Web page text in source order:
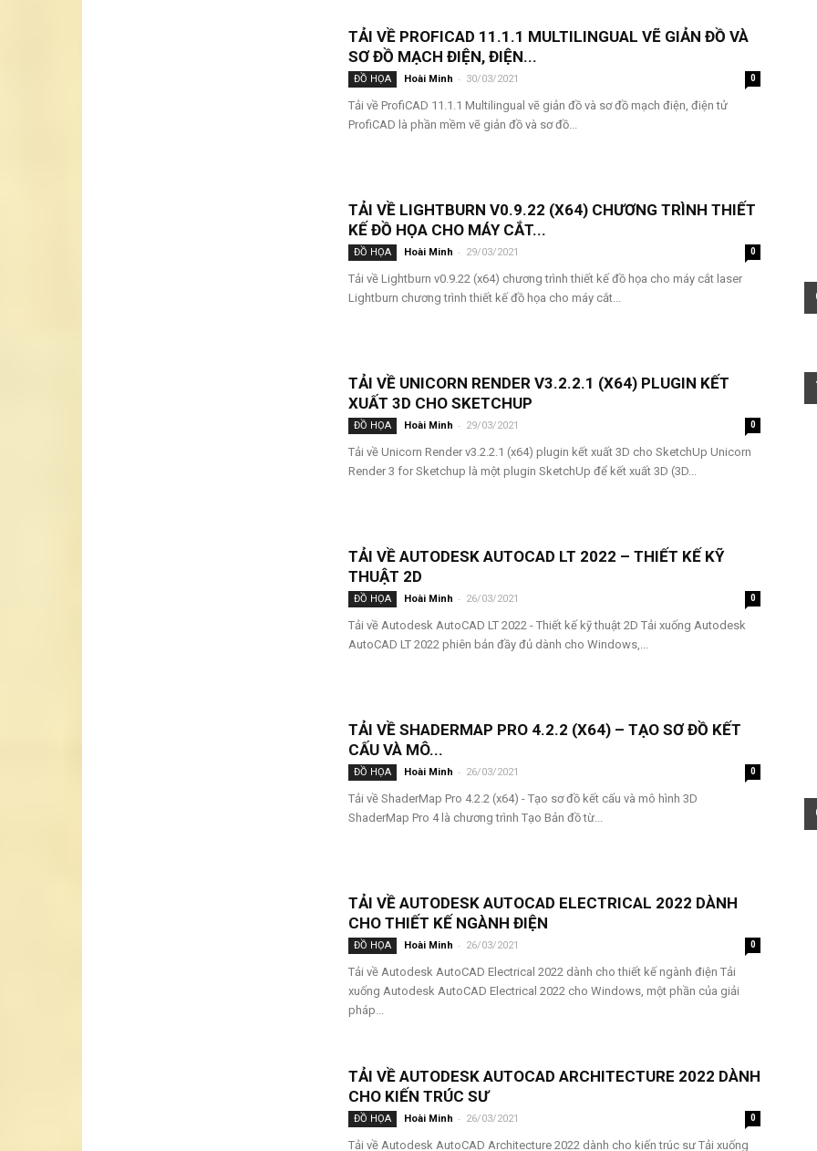
TẢI VỀ PROFICAD 11.1.1 MULTILINGUAL VẼ GIẢN ĐỒ VÀ
SƠ ĐỒ MẠCH ĐIỆN, ĐIỆN...
ĐỒ HỌA Hoài Minh - 30/03/2021 0
Tải về ProfiCAD 11.1.1 Multilingual vẽ giản đồ và sơ đồ mạch điện, điện tử
ProfiCAD là phần mềm vẽ giản đồ và sơ đồ...
TẢI VỀ LIGHTBURN V0.9.22 (X64) CHƯƠNG TRÌNH THIẾT
KẾ ĐỒ HỌA CHO MÁY CẮT...
ĐỒ HỌA Hoài Minh - 29/03/2021 0
Tải về Lightburn v0.9.22 (x64) chương trình thiết kế đồ họa cho máy cắt laser
Lightburn chương trình thiết kế đồ họa cho máy cắt...
TẢI VỀ UNICORN RENDER V3.2.2.1 (X64) PLUGIN KẾT
XUẤT 3D CHO SKETCHUP
ĐỒ HỌA Hoài Minh - 29/03/2021 0
Tải về Unicorn Render v3.2.2.1 (x64) plugin kết xuất 3D cho SketchUp Unicorn
Render 3 for Sketchup là một plugin SketchUp để kết xuất 3D (3D...
TẢI VỀ AUTODESK AUTOCAD LT 2022 – THIẾT KẾ KỸ
THUẬT 2D
ĐỒ HỌA Hoài Minh - 26/03/2021 0
Tải về Autodesk AutoCAD LT 2022 - Thiết kế kỹ thuật 2D Tải xuống Autodesk
AutoCAD LT 2022 phiên bản đầy đủ dành cho Windows,...
TẢI VỀ SHADERMAP PRO 4.2.2 (X64) – TẠO SƠ ĐỒ KẾT
CẤU VÀ MÔ...
ĐỒ HỌA Hoài Minh - 26/03/2021 0
Tải về ShaderMap Pro 4.2.2 (x64) - Tạo sơ đồ kết cấu và mô hình 3D
ShaderMap Pro 4 là chương trình Tạo Bản đồ từ...
TẢI VỀ AUTODESK AUTOCAD ELECTRICAL 2022 DÀNH
CHO THIẾT KẾ NGÀNH ĐIỆN
ĐỒ HỌA Hoài Minh - 26/03/2021 0
Tải về Autodesk AutoCAD Electrical 2022 dành cho thiết kế ngành điện Tải
xuống Autodesk AutoCAD Electrical 2022 cho Windows, một phần của giải
pháp...
TẢI VỀ AUTODESK AUTOCAD ARCHITECTURE 2022 DÀNH
CHO KIẾN ​​TRÚC SƯ
ĐỒ HỌA Hoài Minh - 26/03/2021 0
Tải về Autodesk AutoCAD Architecture 2022 dành cho kiến ​​trúc sư Tải xuống